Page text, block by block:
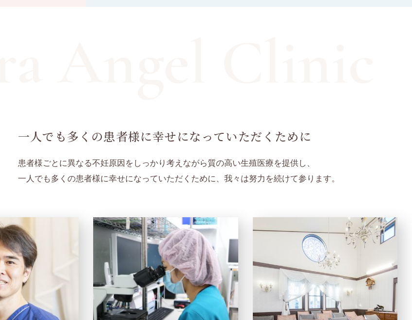
一人でも多くの患者様に幸せになっていただくために
患者様ごとに異なる不妊原因をしっかり考えながら質の高い生殖医療を提供し、
一人でも多くの患者様に幸せになっていただくために、我々は努力を続けて参ります。